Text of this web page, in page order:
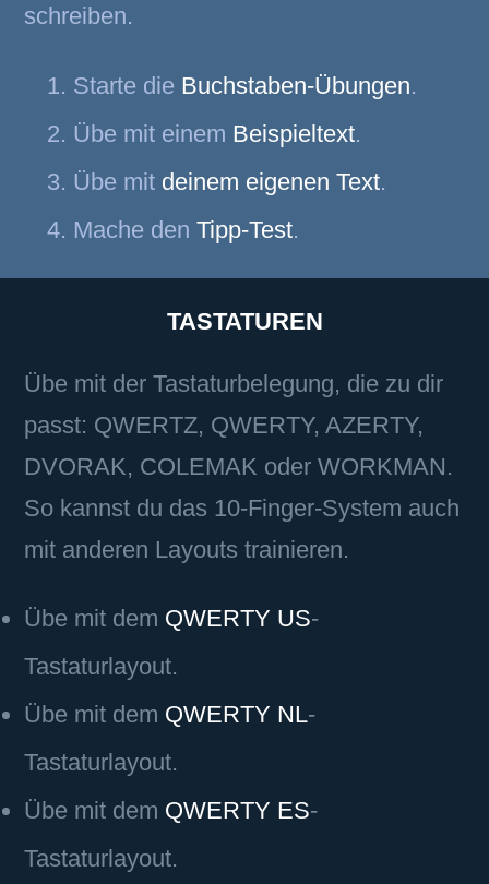
schreiben.
Starte die Buchstaben-Übungen.
Übe mit einem Beispieltext.
Übe mit deinem eigenen Text.
Mache den Tipp-Test.
TASTATUREN
Übe mit der Tastaturbelegung, die zu dir
passt: QWERTZ, QWERTY, AZERTY,
DVORAK, COLEMAK oder WORKMAN.
So kannst du das 10-Finger-System auch
mit anderen Layouts trainieren.
Übe mit dem QWERTY US-
Tastaturlayout.
Übe mit dem QWERTY NL-
Tastaturlayout.
Übe mit dem QWERTY ES-
Tastaturlayout.